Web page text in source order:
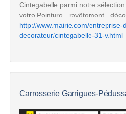
Cintegabelle parmi notre
votre Peinture - revêtement -
http://www.mairie.com/
decorateur/cintegabelle-31-v.html
Carrosserie Garrigues-